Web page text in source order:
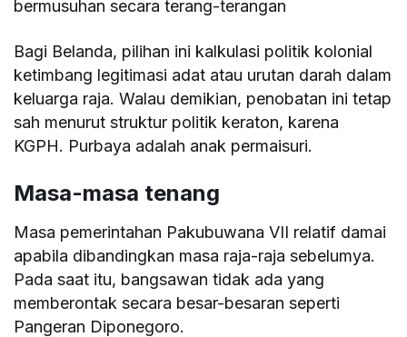
bermusuhan secara terang-terangan
Bagi Belanda, pilihan ini kalkulasi politik kolonial
ketimbang legitimasi adat atau urutan darah dalam
keluarga raja. Walau demikian, penobatan ini tetap
sah menurut struktur politik keraton, karena
KGPH. Purbaya adalah anak permaisuri.
Masa-masa tenang
Masa pemerintahan Pakubuwana VII relatif damai
apabila dibandingkan masa raja-raja sebelumya.
Pada saat itu, bangsawan tidak ada yang
memberontak secara besar-besaran seperti
Pangeran Diponegoro.